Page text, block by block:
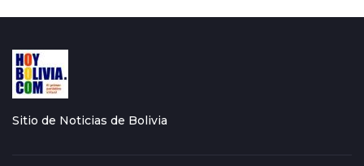
Sitio de Noticias de Bolivia